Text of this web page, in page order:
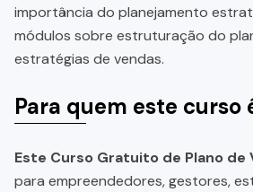
importância do planejamento
módulos sobre estruturação do
estratégias de vendas.
Para quem este curso
Este Curso Gratuito de Plano de
para empreendedores, gestores,